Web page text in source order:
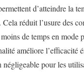
d’atteindre la
réduit l’usure des
de temps en mode
améliore l’efficacité
négligeable pour les